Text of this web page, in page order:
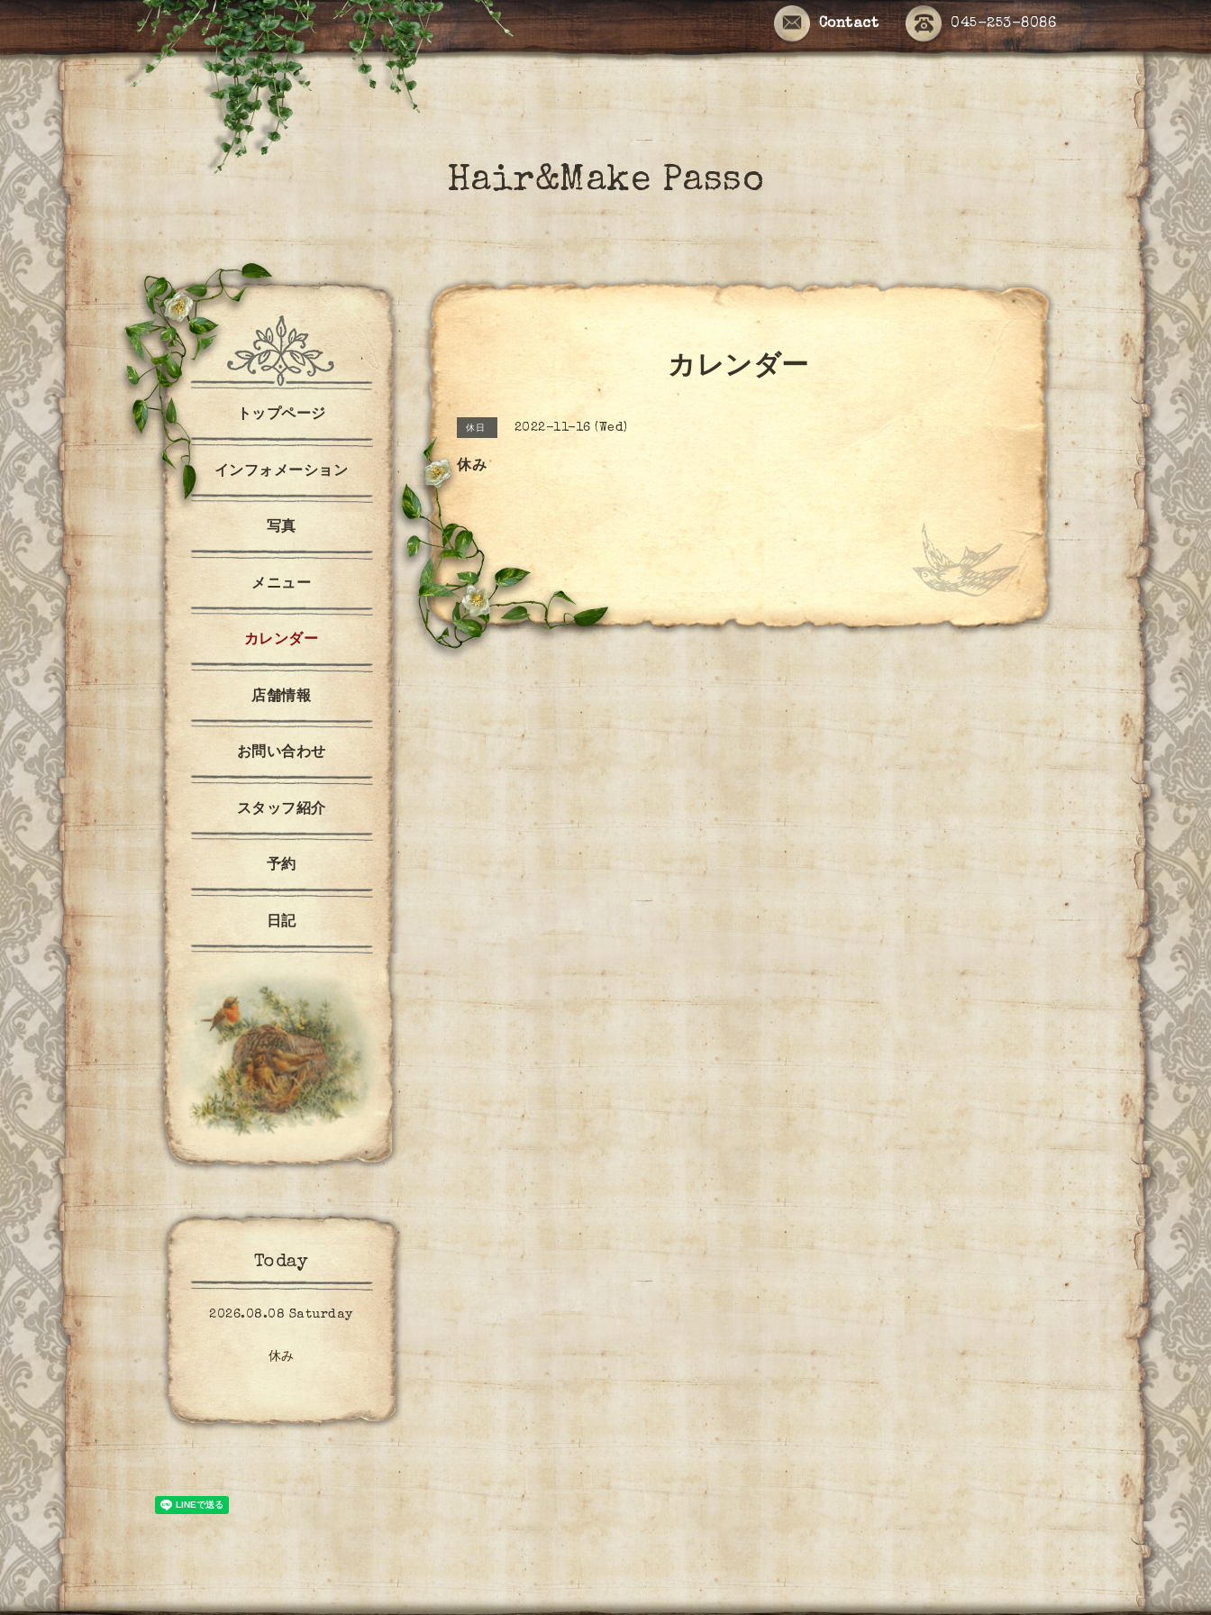
045-253-8086
Contact
Hair&Make Passo
カレンダー
休日 2022-11-16 (Wed)
休み
トップページ
インフォメーション
写真
メニュー
カレンダー
店舗情報
お問い合わせ
スタッフ紹介
予約
日記
Today
2026.08.08 Saturday
休み